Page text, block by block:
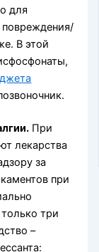
для
повреждения/
В этой
. При
лекарства
за
при
три
–